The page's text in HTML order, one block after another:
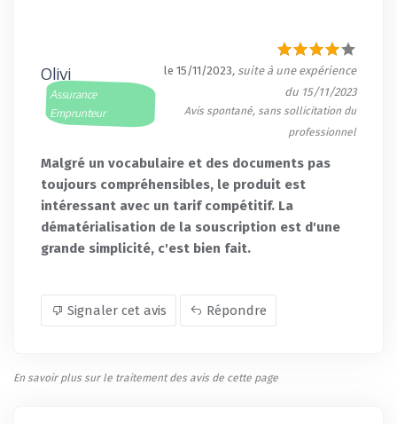
Olivi
Assurance
Emprunteur
le 15/11/2023, suite à une expérience
du 15/11/2023
Avis spontané, sans sollicitation du
professionnel
Malgré un vocabulaire et des documents pas
toujours compréhensibles, le produit est
intéressant avec un tarif compétitif. La
dématérialisation de la souscription est d'une
grande simplicité, c'est bien fait.
Signaler cet avis Répondre
En savoir plus sur le traitement des avis de cette page